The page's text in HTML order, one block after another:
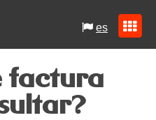
es
factura